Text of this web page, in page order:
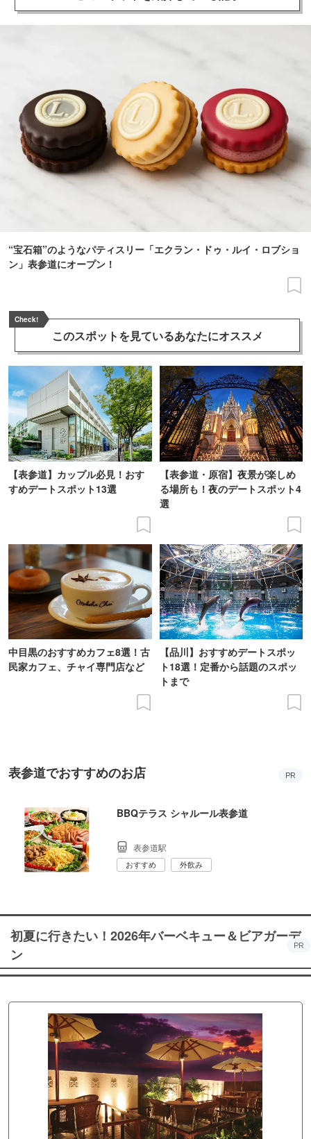
“宝石箱”のようなパティスリー「エクラン・ドゥ・ルイ・ロブショ
ン」表参道にオープン！
Check!
このスポットを見ているあなたにオススメ
【表参道】カップル必見！おす
すめデートスポット13選
【表参道・原宿】夜景が楽しめ
る場所も！夜のデートスポット4
選
中目黒のおすすめカフェ8選！古
民家カフェ、チャイ専門店など
【品川】おすすめデートスポッ
ト18選！定番から話題のスポッ
トまで
表参道でおすすめのお店 PR
BBQテラス シャルール表参道
表参道駅
おすすめ 外飲み
初夏に行きたい！2026年バーベキュー＆ビアガーデ
ン
PR